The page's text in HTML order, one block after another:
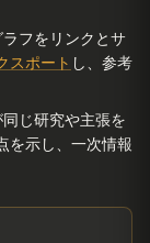
フをリンクとサ
スポート し、参考
じ研究や主張を
を示し、一次情報